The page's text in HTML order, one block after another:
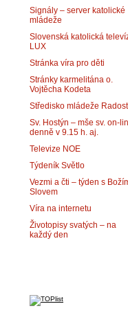
Signály – server katolické
mládeže
Slovenská katolická
LUX
Stránka víra pro děti
Stránky karmelitána o.
Vojtěcha Kodeta
Středisko mládeže Radost
Sv. Hostýn – mše sv. on-
denně v 9.15 h. aj.
Televize NOE
Týdeník Světlo
Vezmi a čti – týden s
Slovem
Víra na internetu
Životopisy svatých – na
každý den